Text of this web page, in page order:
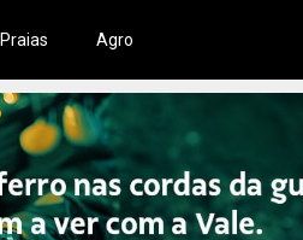
Praias Agro